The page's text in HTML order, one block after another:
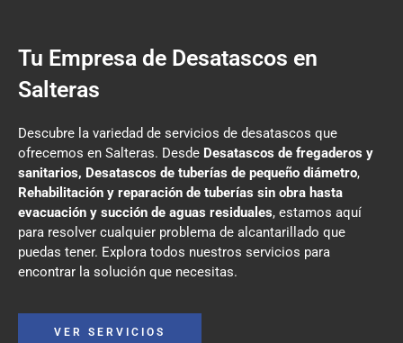
Tu Empresa de Desatascos en
Salteras
Descubre la variedad de servicios de desatascos que
ofrecemos en Salteras. Desde Desatascos de fregaderos y
sanitarios, Desatascos de tuberías de pequeño diámetro,
Rehabilitación y reparación de tuberías sin obra hasta
evacuación y succión de aguas residuales, estamos aquí
para resolver cualquier problema de alcantarillado que
puedas tener. Explora todos nuestros servicios para
encontrar la solución que necesitas.
VER SERVICIOS